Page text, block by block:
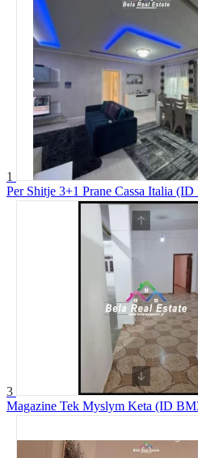
1
Per Shitje 3+1 Prane Cassa Italia
3
Magazine Tek Myslym Keta (ID